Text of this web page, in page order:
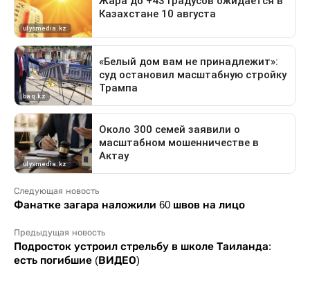
Следующая новость
Фанатке загара наложили 60 швов на лицо
Предыдущая новость
Подросток устроил стрельбу в школе Таиланда:
есть погибшие (ВИДЕО)